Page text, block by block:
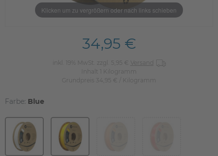
Klicken um zu vergrößern oder nach links schieben
34,95 €
inkl. 19% MwSt. zzgl. 5,95 €
Versand
Inhalt 1
Kilogramm
34,95 € / Kilogramm
Farbe: Blue